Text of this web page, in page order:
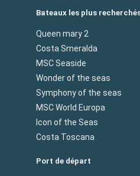
Bateaux les plus
Queen mary 2
Costa Smeralda
MSC Seaside
Wonder of the seas
Symphony of the seas
MSC World Europa
Icon of the Seas
Costa Toscana
Port de départ